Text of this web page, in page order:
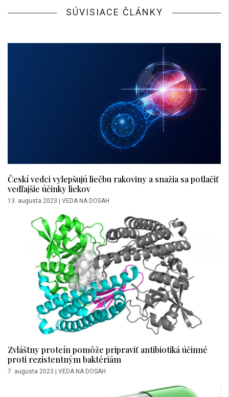
SÚVISIACE ČLÁNKY
Českí vedci vylepšujú liečbu rakoviny a snažia sa potlačiť
vedľajšie účinky liekov
13. augusta 2023 VEDA NA DOSAH
Zvláštny proteín pomôže pripraviť antibiotiká účinné
proti rezistentným baktériám
7. augusta 2023 VEDA NA DOSAH